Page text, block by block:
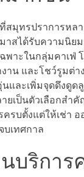
สมุทรปราการหล
าสได้รับความนิย
พาะในกลุ่มคาเฟ่
าน และโชว์รูมต่า
และเพิ่มจุดดึงดูด
ยเป็นตัวเลือกสำ
ครบตั้งแต่ให้เช่า
บเทศกาล
บริการ